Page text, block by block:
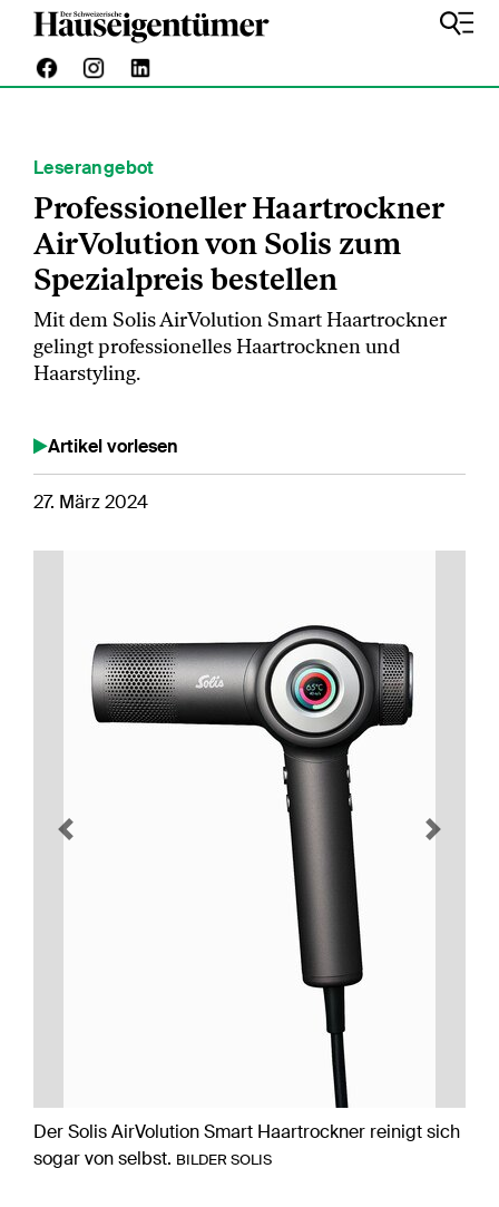
Leserangebot
Professioneller Haartrockner
AirVolution von Solis zum
Spezialpreis bestellen
Mit dem Solis AirVolution Smart Haartrockner
gelingt professionelles Haartrocknen und
Haarstyling.
Artikel vorlesen
27. März 2024
Der Solis AirVolution Smart Haartrockner reinigt sich
sogar von selbst. BILDER SOLIS
Previous Next